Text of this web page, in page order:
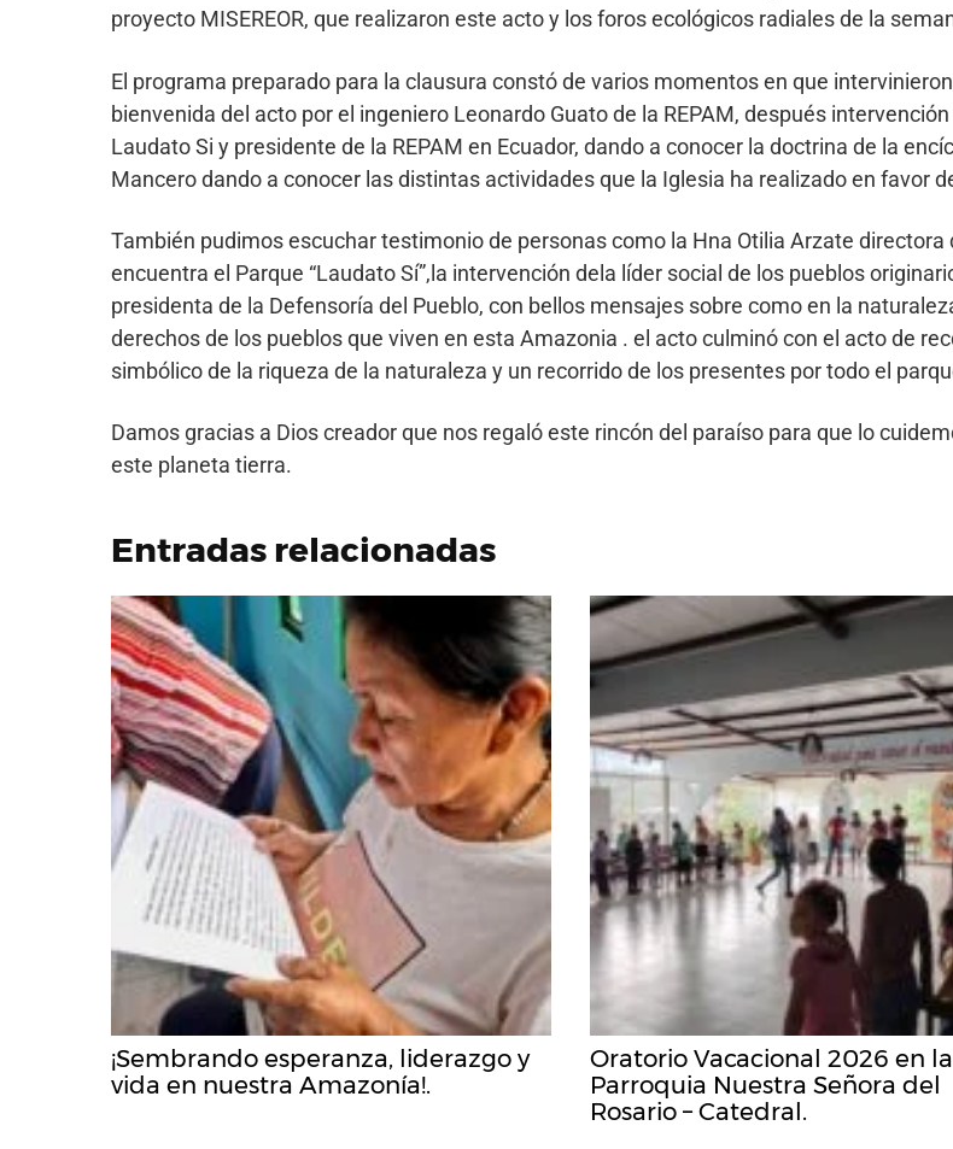
proyecto MISEREOR, que realizaron este acto y los foros ecológicos radiales de la
El programa preparado para la clausura constó de varios momentos en que
bienvenida del acto por el ingeniero Leonardo Guato de la REPAM, después
Laudato Si y presidente de la REPAM en Ecuador, dando a conocer la doctrina de la
Mancero dando a conocer las distintas actividades que la Iglesia ha realizado en favor
También pudimos escuchar testimonio de personas como la Hna Otilia Arzate
encuentra el Parque “Laudato Sí”,la intervención dela líder social de los pueblos
presidenta de la Defensoría del Pueblo, con bellos mensajes sobre como en la
derechos de los pueblos que viven en esta Amazonia . el acto culminó con el acto de
simbólico de la riqueza de la naturaleza y un recorrido de los presentes por todo el
Damos gracias a Dios creador que nos regaló este rincón del paraíso para que lo
este planeta tierra.
Entradas relacionadas
¡Sembrando esperanza, liderazgo y
vida en nuestra Amazonía!.
Oratorio Vacacional 2026 en la
Parroquia Nuestra Señora del
Rosario – Catedral.